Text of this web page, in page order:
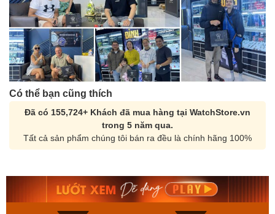
Có thể bạn cũng thích
Đã có 155,724+ Khách đã mua hàng tại WatchStore.vn
trong 5 năm qua.
Tất cả sản phẩm chúng tôi bán ra đều là chính hãng 100%
Orient Nam RA-
Mua ngay
Casio Nam MTS-
Mua ngay